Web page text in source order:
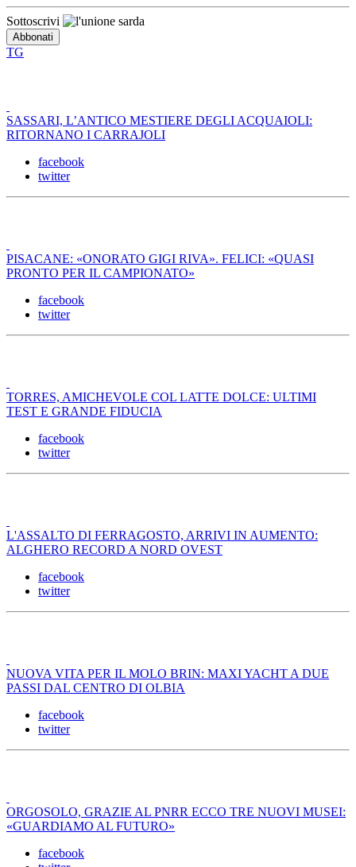
Sottoscrivi
TG
SASSARI, L’ANTICO MESTIERE DEGLI ACQUAIOLI:
RITORNANO I CARRAJOLI
facebook
twitter
PISACANE: «ONORATO GIGI RIVA». FELICI: «QUASI
PRONTO PER IL CAMPIONATO»
facebook
twitter
TORRES, AMICHEVOLE COL LATTE DOLCE: ULTIMI
TEST E GRANDE FIDUCIA
facebook
twitter
L'ASSALTO DI FERRAGOSTO, ARRIVI IN AUMENTO:
ALGHERO RECORD A NORD OVEST
facebook
twitter
NUOVA VITA PER IL MOLO BRIN: MAXI YACHT A DUE
PASSI DAL CENTRO DI OLBIA
facebook
twitter
ORGOSOLO, GRAZIE AL PNRR ECCO TRE NUOVI MUSEI:
«GUARDIAMO AL FUTURO»
facebook